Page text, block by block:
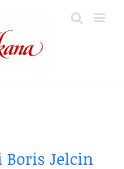
Jelcin